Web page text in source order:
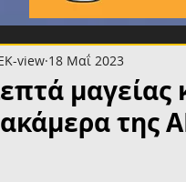
της
view 18 Μαΐ 2023